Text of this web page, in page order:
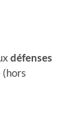
défenses
(hors